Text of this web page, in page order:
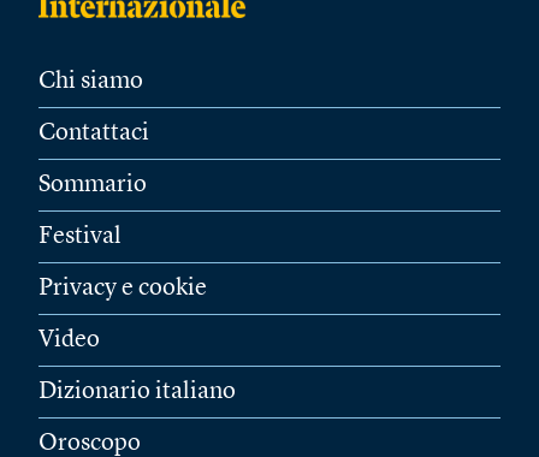
Chi siamo
Contattaci
Sommario
Festival
Privacy e cookie
Video
Dizionario italiano
Oroscopo